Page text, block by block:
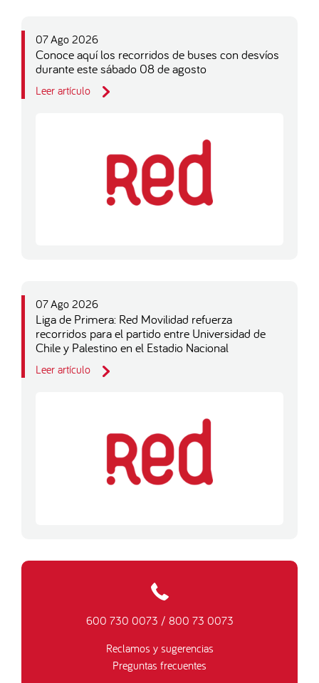
07 Ago 2026
Conoce aquí los recorridos de buses con desvíos
durante este sábado 08 de agosto
Leer artículo
07 Ago 2026
Liga de Primera: Red Movilidad refuerza
recorridos para el partido entre Universidad de
Chile y Palestino en el Estadio Nacional
Leer artículo
600 730 0073 / 800 73 0073
Reclamos y sugerencias
Preguntas frecuentes